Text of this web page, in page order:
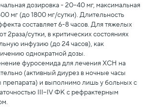
дозировка - 20–40 мг, максимальная
мг (до 1800 мг/сутки). Длительность
составляет 6-8 часов. Для тяжелых
2раза/сутки, в критических состояниях
инфузию (до 24 часов), как
однократной дозы.
фуросемида для лечения ХСН на
(активный диурез в ночные часы
препарата) и выполнимо лишь у больных с
III–IV ФК с рефрактерным